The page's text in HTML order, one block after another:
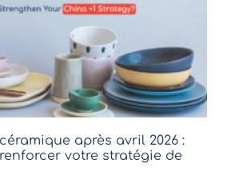
après avril 2026 :
votre stratégie de